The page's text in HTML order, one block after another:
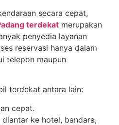
secara cepat,
terdekat merupakan
penyedia layanan
reservasi hanya dalam
telepon maupun
terdekat antara lain:
cepat.
diantar ke hotel, bandara,